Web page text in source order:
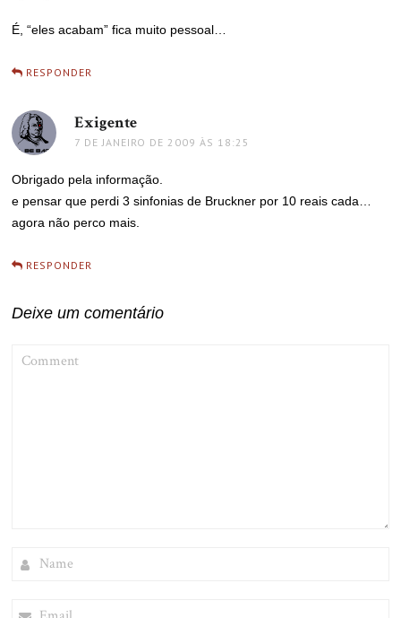
É, “eles acabam” fica muito pessoal…
RESPONDER
Exigente
7 DE JANEIRO DE 2009 ÀS 18:25
Obrigado pela informação.
e pensar que perdi 3 sinfonias de Bruckner por 10 reais cada…
agora não perco mais.
RESPONDER
Deixe um comentário